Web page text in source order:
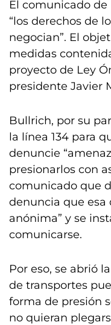
El comunicado de
“los derechos de
negocian”. El
medidas
proyecto de Ley
presidente Javier
Bullrich, por su
la línea 134 para
denuncie
presionarlos con
comunicado que
denuncia que esa
anónima” y se
comunicarse.
Por eso, se abrió
de transportes
forma de presión
no quieran